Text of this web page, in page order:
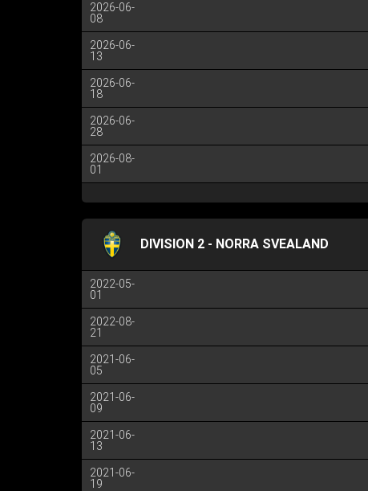
2026-06-
08
2026-06-
13
2026-06-
18
2026-06-
28
2026-08-
01
DIVISION 2 - NORRA SVEALAND
2022-05-
01
2022-08-
21
2021-06-
05
2021-06-
09
2021-06-
13
2021-06-
19